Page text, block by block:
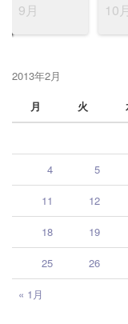
9月 10月
2013年2月
月
火
« 1月
4 5
11 12
18 19
25 26